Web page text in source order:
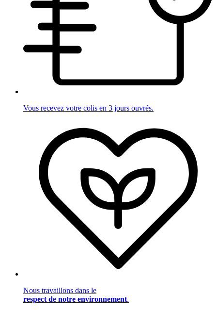
Vous recevez votre colis en 3 jours ouvrés.
Nous travaillons dans le
respect de notre environnement.